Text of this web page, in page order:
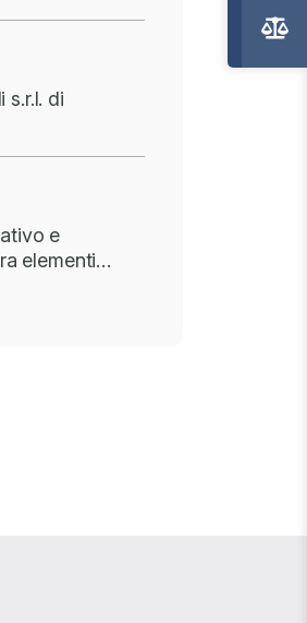
s.r.l. di
e
elementi…